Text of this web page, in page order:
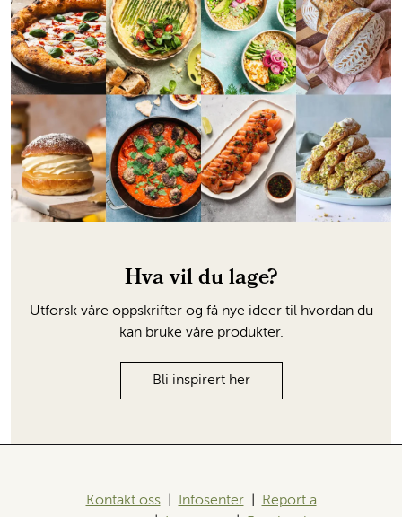
Hva vil du lage?
Utforsk våre oppskrifter og få nye ideer til hvordan du
kan bruke våre produkter.
Bli inspirert her
Kontakt oss| Infosenter|
Report a